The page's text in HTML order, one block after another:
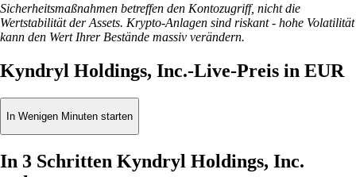
Sicherheitsmaßnahmen betreffen den Kontozugriff, nicht die
Wertstabilität der Assets. Krypto-Anlagen sind riskant - hohe Volatilität
kann den Wert Ihrer Bestände massiv verändern.
Kyndryl Holdings, Inc.-Live-Preis in EUR
In Wenigen Minuten starten
In 3 Schritten Kyndryl Holdings, Inc.